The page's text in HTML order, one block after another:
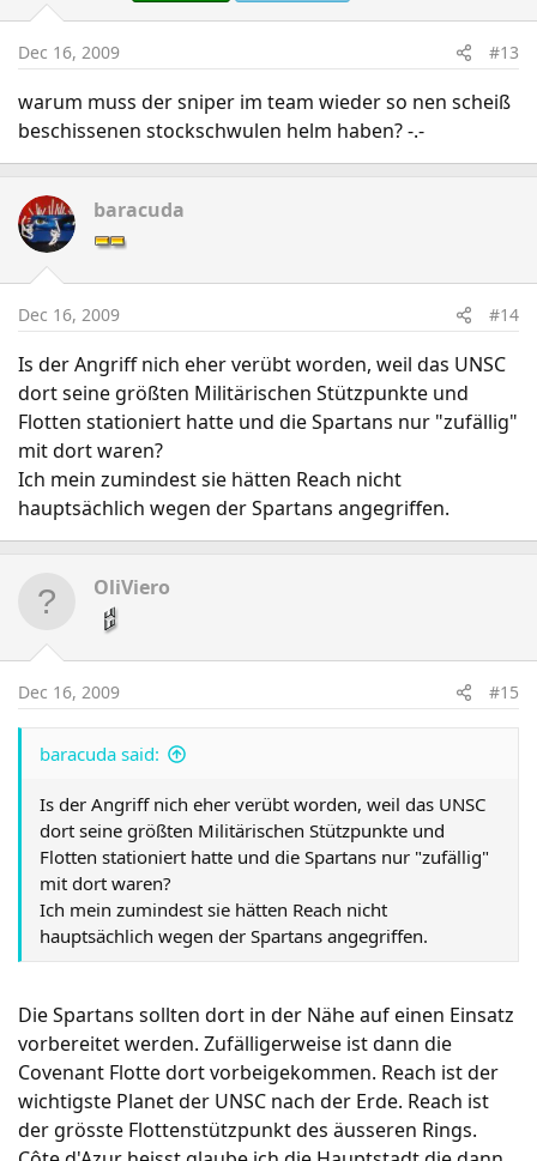
Dec 16, 2009 #13
warum muss der sniper im team wieder so nen scheiß
beschissenen stockschwulen helm haben? -.-
baracuda
Dec 16, 2009 #14
Is der Angriff nich eher verübt worden, weil das UNSC
dort seine größten Militärischen Stützpunkte und
Flotten stationiert hatte und die Spartans nur "zufällig"
mit dort waren?
Ich mein zumindest sie hätten Reach nicht
hauptsächlich wegen der Spartans angegriffen.
OliViero
Dec 16, 2009 #15
baracuda said:
Is der Angriff nich eher verübt worden, weil das UNSC
dort seine größten Militärischen Stützpunkte und
Flotten stationiert hatte und die Spartans nur "zufällig"
mit dort waren?
Ich mein zumindest sie hätten Reach nicht
hauptsächlich wegen der Spartans angegriffen.
Die Spartans sollten dort in der Nähe auf einen Einsatz
vorbereitet werden. Zufälligerweise ist dann die
Covenant Flotte dort vorbeigekommen. Reach ist der
wichtigste Planet der UNSC nach der Erde. Reach ist
der grösste Flottenstützpunkt des äusseren Rings.